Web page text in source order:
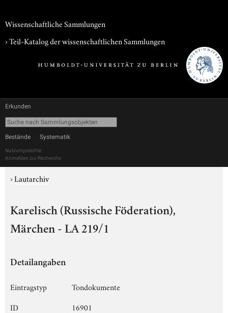
Wissenschaftliche Sammlungen
› Teil-Katalog der wissenschaftlichen Sammlungen
Erkunden
Bestände Systematik
Nutzungsrechte
Anmelden zur Recherche
›Lautarchiv
Karelisch (Russische Föderation),
Märchen - LA 219/1
Detailangaben
Eintragstyp
Tondokumente
ID
16901